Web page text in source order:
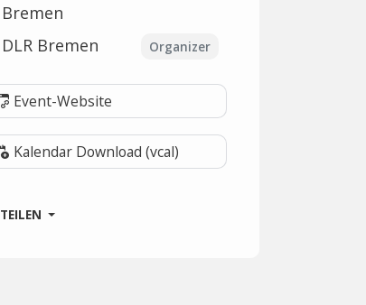
Bremen
Organizer
DLR Bremen
Event-Website
Kalendar Download (vcal)
TEILEN